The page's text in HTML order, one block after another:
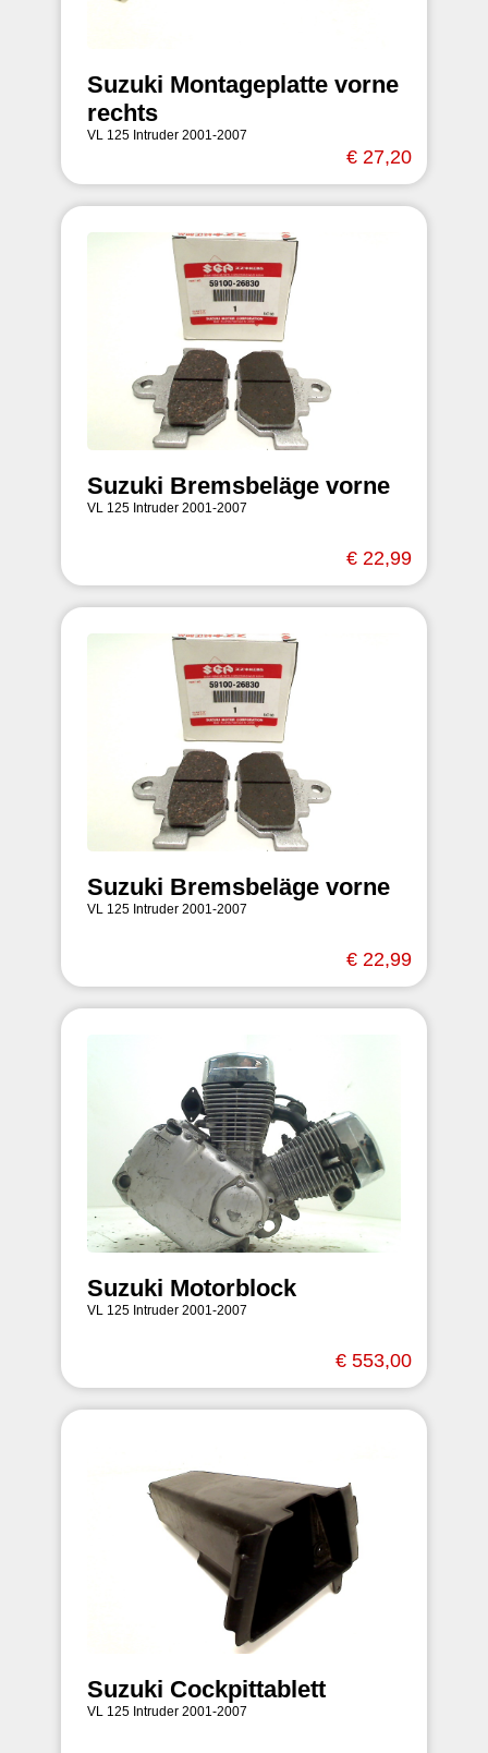
Suzuki Montageplatte vorne
rechts
VL 125 Intruder 2001-2007
€ 27,20
Suzuki Bremsbeläge vorne
VL 125 Intruder 2001-2007
€ 22,99
Suzuki Bremsbeläge vorne
VL 125 Intruder 2001-2007
€ 22,99
Suzuki Motorblock
VL 125 Intruder 2001-2007
€ 553,00
Suzuki Cockpittablett
VL 125 Intruder 2001-2007